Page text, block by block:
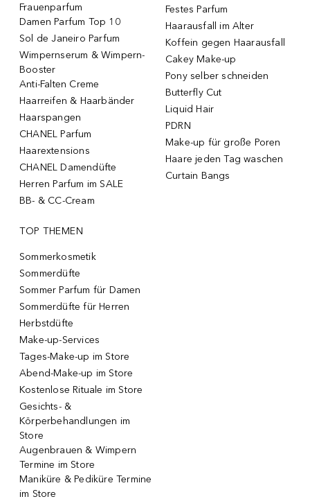
Frauenparfum
Damen Parfum Top 10
Sol de Janeiro Parfum
Wimpernserum & Wimpern-
Booster
Anti-Falten Creme
Haarreifen & Haarbänder
Haarspangen
CHANEL Parfum
Haarextensions
CHANEL Damendüfte
Herren Parfum im SALE
BB- & CC-Cream
Festes Parfum
Haarausfall im Alter
Koffein gegen Haarausfall
Cakey Make-up
Pony selber schneiden
Butterfly Cut
Liquid Hair
PDRN
Make-up für große Poren
Haare jeden Tag waschen
Curtain Bangs
TOP THEMEN
Sommerkosmetik
Sommerdüfte
Sommer Parfum für Damen
Sommerdüfte für Herren
Herbstdüfte
Make-up-Services
Tages-Make-up im Store
Abend-Make-up im Store
Kostenlose Rituale im Store
Gesichts- &
Körperbehandlungen im
Store
Augenbrauen & Wimpern
Termine im Store
Maniküre & Pediküre Termine
im Store